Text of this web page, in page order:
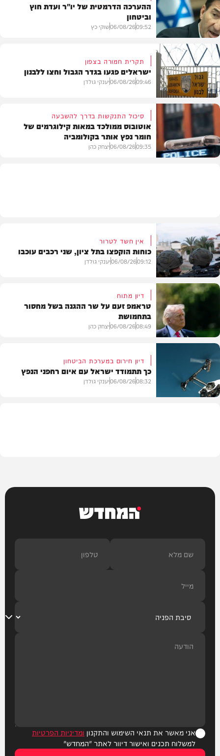
חדשות
ההערכה הדרמטית של יו"ר ועדת חוץ
וביטחון
09:52
06/08/26שוקי כץ
חדשות
תקרית חמורה בצפון
ישראלים פגעו בגדר הגבול וחצו ללבנון
09:46
06/08/26יענקי גולדן
סיכול התנקשות בדרך להשבעה
אוטובוס ממולכד במאות קילוגרמים של
חומר נפץ אותר בקולומביה
09:35
06/08/26יצחק כהן
חדשות
אין חשד לטרור
כוחות הוקפצו בתל ציון, שני רכבים עוכבו
09:12
06/08/26יענקי גולדן
חדשות
דיון מתוח
טראמפ זעם על שר ההגנה בשל מחסור
בתחמושת
08:49
06/08/26יצחק כהן
דיון חירום במערכת הביטחון
כך תתמודד ישראל עם איום רחפני הנפץ
08:32
06/08/26יענקי גולדן
המחדש
אני מאשר את תנאי השימוש והתקנון ומדיניות הפרטיות
למשלוח תכנים ואישור דיוור לאתר "המחדש"